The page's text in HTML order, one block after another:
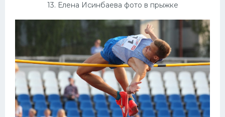
13. Елена Исинбаева фото в прыжке